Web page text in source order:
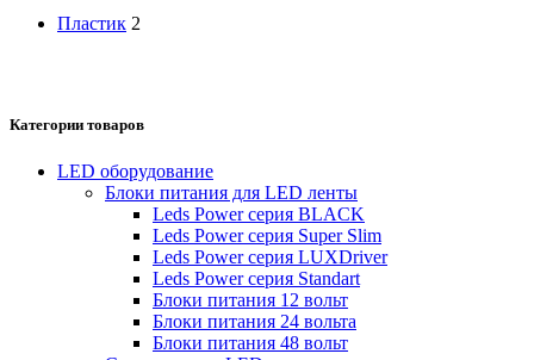
Пластик 2
Категории товаров
LED оборудование
Блоки питания для LED ленты
Leds Power cерия BLACK
Leds Power cерия Super Slim
Leds Power серия LUXDriver
Leds Power серия Standart
Блоки питания 12 вольт
Блоки питания 24 вольта
Блоки питания 48 вольт